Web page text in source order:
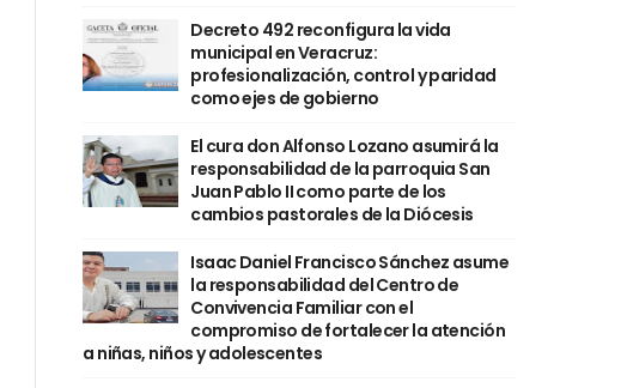
Decreto 492 reconfigura la vida
municipal en Veracruz:
profesionalización, control y paridad
como ejes de gobierno
El cura don Alfonso Lozano asumirá la
responsabilidad de la parroquia San
Juan Pablo II como parte de los
cambios pastorales de la Diócesis
Isaac Daniel Francisco Sánchez asume
la responsabilidad del Centro de
Convivencia Familiar con el
compromiso de fortalecer la atención
a niñas, niños y adolescentes